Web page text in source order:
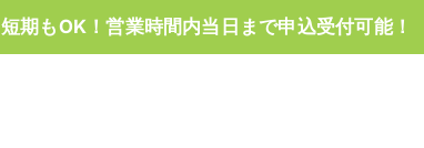
短期もOK！営業時間内当日まで申込受付可能！